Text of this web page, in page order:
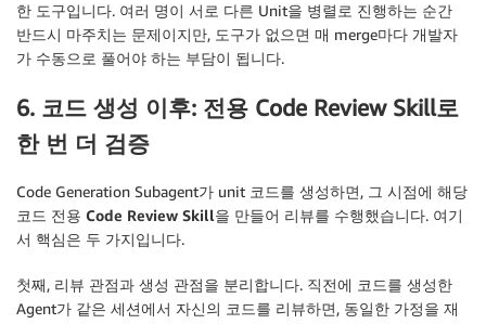
한 도구입니다. 여러 명이 서로 다른 Unit을 병렬로 진행하는 순간
반드시 마주치는 문제이지만, 도구가 없으면 매 merge마다 개발자
가 수동으로 풀어야 하는 부담이 됩니다.
6. 코드 생성 이후: 전용 Code Review Skill로
한 번 더 검증
Code Generation Subagent가 unit 코드를 생성하면, 그 시점에 해당
코드 전용 Code Review Skill을 만들어 리뷰를 수행했습니다. 여기
서 핵심은 두 가지입니다.
첫째, 리뷰 관점과 생성 관점을 분리합니다. 직전에 코드를 생성한
Agent가 같은 세션에서 자신의 코드를 리뷰하면, 동일한 가정을 재